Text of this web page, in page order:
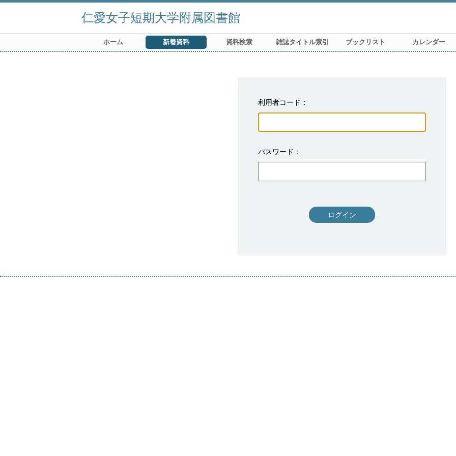
仁愛女子短期大学附属図書館
ホーム 新着資料 資料検索 雑誌タイトル索引 ブックリスト カレンダー
利用者コード
パスワード
ログイン